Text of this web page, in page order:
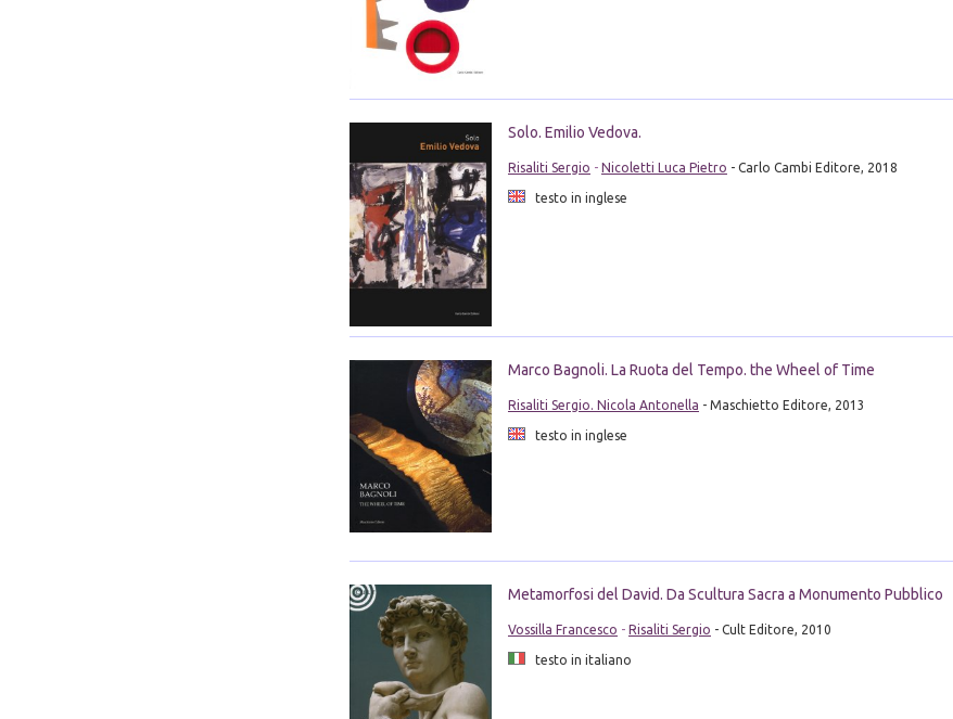
Solo. Emilio Vedova.
Risaliti Sergio - Nicoletti Luca Pietro - Carlo Cambi Editore, 2018
testo in inglese
Marco Bagnoli. La Ruota del Tempo. the Wheel of Time
Risaliti Sergio. Nicola Antonella - Maschietto Editore, 2013
testo in inglese
Metamorfosi del David. Da Scultura Sacra a Monumento Pubblico
Vossilla Francesco - Risaliti Sergio - Cult Editore, 2010
testo in italiano